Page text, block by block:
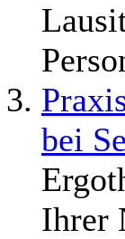
bei
Ihrer